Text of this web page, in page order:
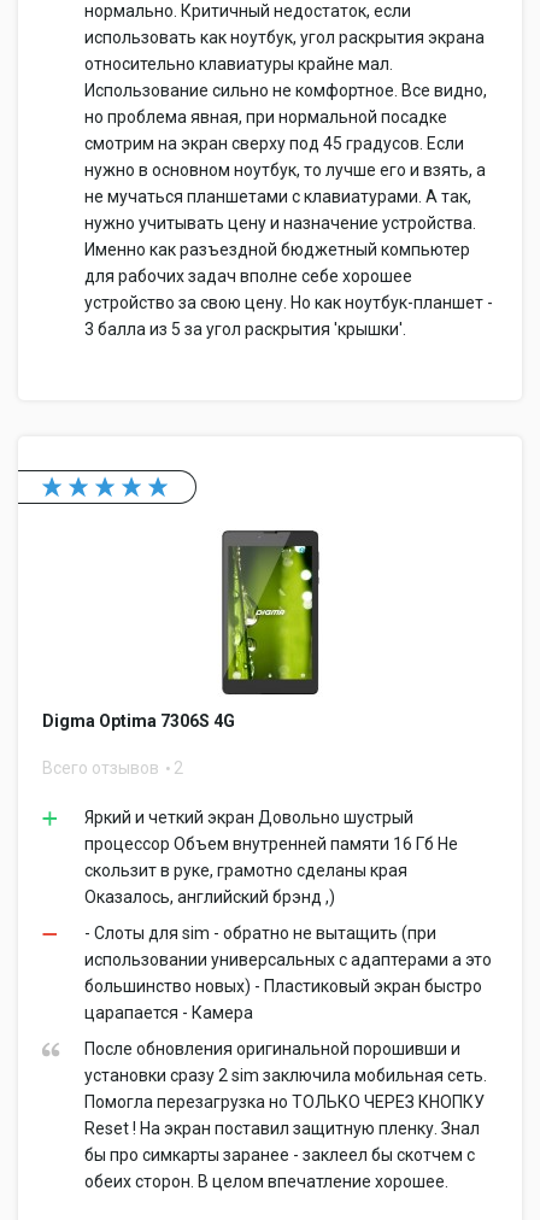
нормально. Критичный недостаток, если
использовать как ноутбук, угол раскрытия экрана
относительно клавиатуры крайне мал.
Использование сильно не комфортное. Все видно,
но проблема явная, при нормальной посадке
смотрим на экран сверху под 45 градусов. Если
нужно в основном ноутбук, то лучше его и взять, а
не мучаться планшетами с клавиатурами. А так,
нужно учитывать цену и назначение устройства.
Именно как разъездной бюджетный компьютер
для рабочих задач вполне себе хорошее
устройство за свою цену. Но как ноутбук-планшет -
3 балла из 5 за угол раскрытия 'крышки'.
Digma Optima 7306S 4G
Всего отзывов 2
Яркий и четкий экран Довольно шустрый
процессор Объем внутренней памяти 16 Гб Не
скользит в руке, грамотно сделаны края
Оказалось, английский брэнд ,)
- Слоты для sim - обратно не вытащить (при
использовании универсальных с адаптерами а это
большинство новых) - Пластиковый экран быстро
царапается - Камера
После обновления оригинальной порошивши и
установки сразу 2 sim заключила мобильная сеть.
Помогла перезагрузка но ТОЛЬКО ЧЕРЕЗ КНОПКУ
Reset ! На экран поставил защитную пленку. Знал
бы про симкарты заранее - заклеел бы скотчем с
обеих сторон. В целом впечатление хорошее.